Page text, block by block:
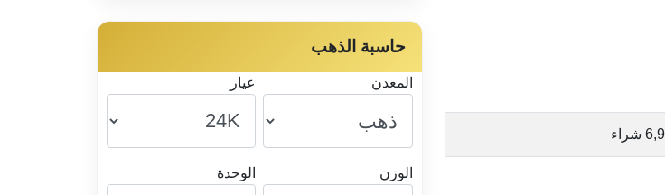
حاسبة الذهب
المعدن عيار
الوزن الوحدة